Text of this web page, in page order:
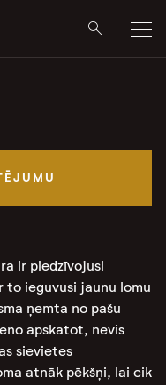
ir piedzīvojusi
to ieguvusi jaunu lomu
ņemta no pašu
apskatot, nevis
sievietes
atnāk pēkšņi, lai cik